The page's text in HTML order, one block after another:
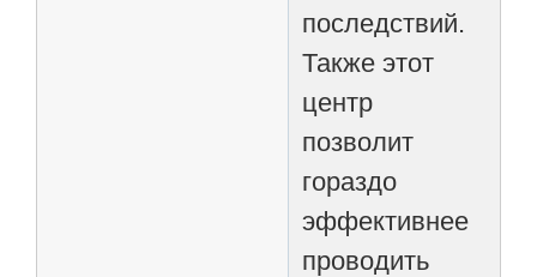
последствий.
Также этот
центр
позволит
гораздо
эффективнее
проводить